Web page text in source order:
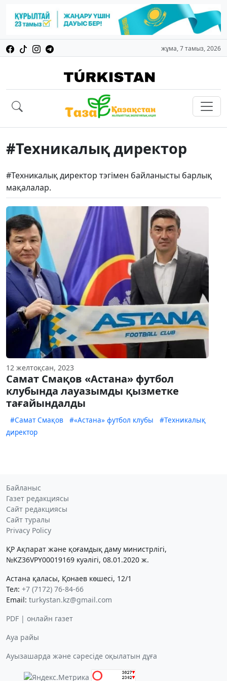
жұма, 7 тамыз, 2026
#Техникалық директор
#Техникалық директор тэгімен байланысты барлық
мақалалар.
12 желтоқсан, 2023
Самат Смақов «Астана» футбол
клубында лауазымды қызметке
тағайындалды
#Самат Смақов #«Астана» футбол клубы
#Техникалық
директор
Байланыс
Газет редакциясы
Сайт редакциясы
Сайт туралы
Privacy Policy
ҚР Ақпарат және қоғамдық даму министрлігі,
№KZ36VPY00019169 куәлігі, 08.01.2020 ж.
Астана қаласы, Қонаев көшесі, 12/1
Тел: +7 (7172) 76-84-66
Email: turkystan.kz@gmail.com
PDF | онлайн газет
Ауа райы
Ауызашарда және сәресіде оқылатын дұға